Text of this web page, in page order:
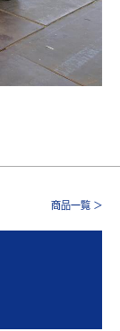
商品一覧 >